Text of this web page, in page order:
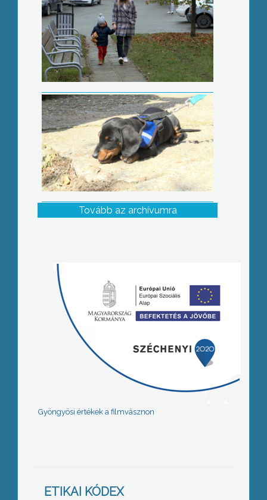
Tovább az archívumra
Gyöngyösi értékek a filmvásznon
ETIKAI KÓDEX